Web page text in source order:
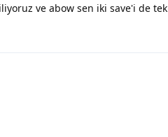
ve abow sen iki save'i de